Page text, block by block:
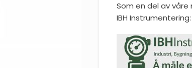
Som en del av
IBH Instrumentering: